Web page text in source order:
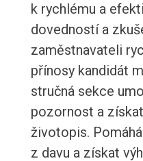
k rychlému a
dovedností a
zaměstnavateli
přínosy kandidát
stručná sekce
pozornost a
životopis.
z davu a získat